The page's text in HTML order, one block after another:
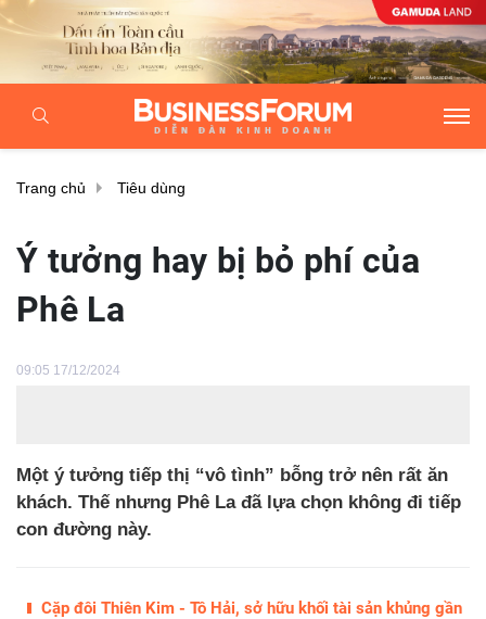
Trang chủ Tiêu dùng
Ý tưởng hay bị bỏ phí của
Phê La
09:05 17/12/2024
Một ý tưởng tiếp thị “vô tình” bỗng trở nên rất ăn
khách. Thế nhưng Phê La đã lựa chọn không đi tiếp
con đường này.
Cặp đôi Thiên Kim - Tô Hải, sở hữu khối tài sản khủng gần